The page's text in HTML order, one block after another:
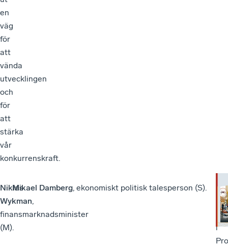
en
väg
för
att
vända
utvecklingen
och
för
att
stärka
vår
konkurrenskraft.
Niklas
Wykman,
finansmarknadsminister
(M).
Mikael Damberg, ekonomiskt politisk talesperson (S).
i